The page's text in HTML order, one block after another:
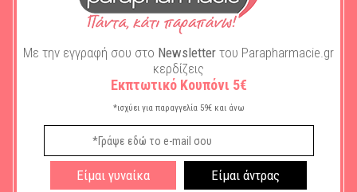
: Ματ κραγιόν διαρκείας σε μορφή μολυβιού. Εύκολη
εφαρμογή ακριβείας, άνεση στα χείλη και έντονο ματ χρώμα! Με 8
ώρες διάρκεια. Το 1ο μας μακράς διαρκείας Ink Crayon τεχνολογίας
κραγιόν, δίνει ένα πλούσιο στρώμα ματ χρώματος στα χείλη που
Με την εγγραφή σου στο Newsletter του Parapharmacie.gr
κερδίζεις
Εκπτωτικό Κουπόνι 5€
*ισχύει για παραγγελία 59€ και άνω
Είμαι γυναίκα Είμαι άντρας